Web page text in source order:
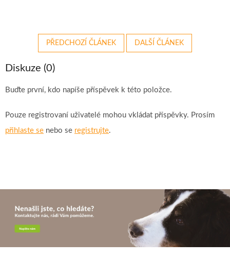
PŘEDCHOZÍ ČLÁNEK DALŠÍ ČLÁNEK
Diskuze (0)
Buďte první, kdo napíše příspěvek k této položce.
Pouze registrovaní uživatelé mohou vkládat příspěvky. Prosím
přihlaste se nebo se registrujte.